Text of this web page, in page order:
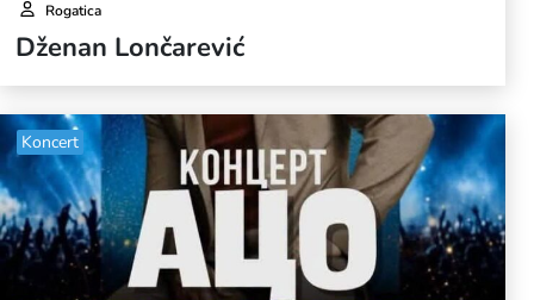
Rogatica
Dženan Lončarević
Koncert